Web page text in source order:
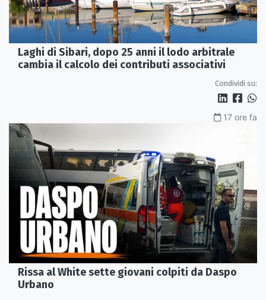
Laghi di Sibari, dopo 25 anni il lodo arbitrale
cambia il calcolo dei contributi associativi
Condividi su:
17 ore fa
Rissa al White sette giovani colpiti da Daspo
Urbano